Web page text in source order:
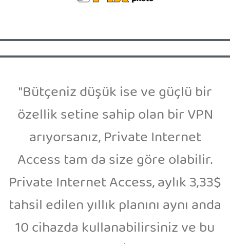
"Bütçeniz düşük ise ve güçlü bir
özellik setine sahip olan bir VPN
arıyorsanız, Private Internet
Access tam da size göre olabilir.
Private Internet Access, aylık 3,33$
tahsil edilen yıllık planını aynı anda
10 cihazda kullanabilirsiniz ve bu